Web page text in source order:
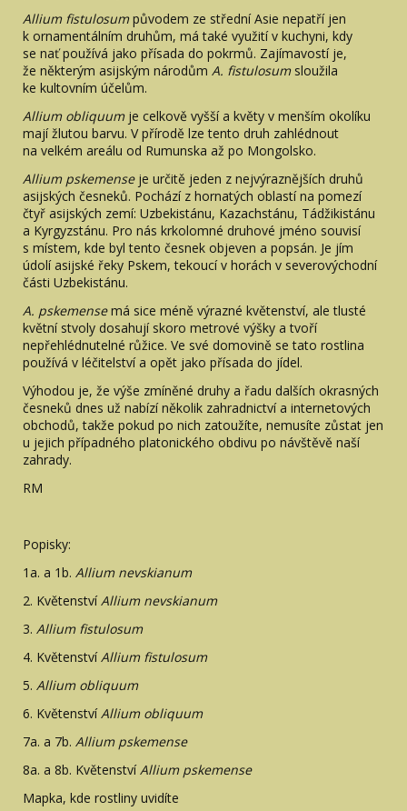
Allium fistulosumpůvodem ze střední Asie nepatří jen
k ornamentálním druhům, má také využití v kuchyni, kdy
se nať používá jako přísada do pokrmů. Zajímavostí je,
že některým asijským národům A. fistulosumsloužila
ke kultovním účelům.
Allium obliquumje celkově vyšší a květy v menším okolíku
mají žlutou barvu. V přírodě lze tento druh zahlédnout
na velkém areálu od Rumunska až po Mongolsko.
Allium pskemenseje určitě jeden z nejvýraznějších druhů
asijských česneků. Pochází z hornatých oblastí na pomezí
čtyř asijských zemí: Uzbekistánu, Kazachstánu, Tádžikistánu
a Kyrgyzstánu. Pro nás krkolomné druhové jméno souvisí
s místem, kde byl tento česnek objeven a popsán. Je jím
údolí asijské řeky Pskem, tekoucí v horách v severovýchodní
části Uzbekistánu.
A. pskemensemá sice méně výrazné květenství, ale tlusté
květní stvoly dosahují skoro metrové výšky a tvoří
nepřehlédnutelné růžice. Ve své domovině se tato rostlina
používá v léčitelství a opět jako přísada do jídel.
Výhodou je, že výše zmíněné druhy a řadu dalších okrasných
česneků dnes už nabízí několik zahradnictví a internetových
obchodů, takže pokud po nich zatoužíte, nemusíte zůstat jen
u jejich případného platonického obdivu po návštěvě naší
zahrady.
RM
Popisky:
1a. a 1b. Allium nevskianum
2. Květenství Allium nevskianum
3. Allium fistulosum
4. Květenství Allium fistulosum
5. Allium obliquum
6. Květenství Allium obliquum
7a. a 7b. Allium pskemense
8a. a 8b. Květenství Allium pskemense
Mapka, kde rostliny uvidíte